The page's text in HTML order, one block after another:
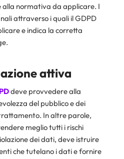
normativa da applicare. I
attraverso i quali il GDPD
e indica la corretta
attiva
deve provvedere alla
del pubblico e dei
In altre parole,
meglio tutti i rischi
dei dati, deve istruire
che tutelano i dati e fornire